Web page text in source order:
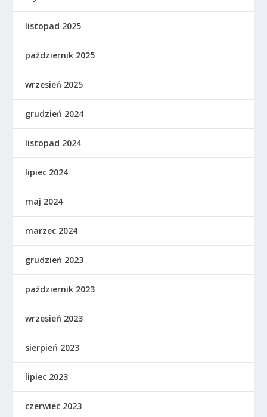
listopad 2025
październik 2025
wrzesień 2025
grudzień 2024
listopad 2024
lipiec 2024
maj 2024
marzec 2024
grudzień 2023
październik 2023
wrzesień 2023
sierpień 2023
lipiec 2023
czerwiec 2023